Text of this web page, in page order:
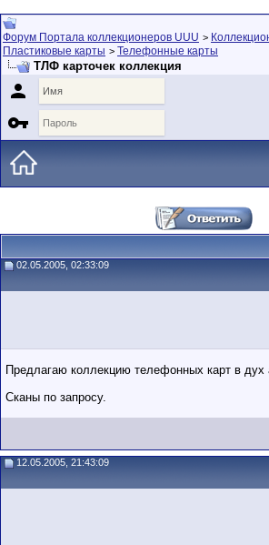
Форум Портала коллекционеров UUU >
Пластиковые карты > Телефонные карты
ТЛФ карточек коллекция


02.05.2005, 02:33:09
Предлагаю коллекцию телефонных карт в дух
Сканы по запросу.
12.05.2005, 21:43:09